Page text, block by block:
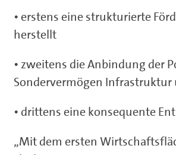
• erstens eine strukturierte
herstellt
• zweitens die Anbindung der
Sondervermögen Infrastruktur
• drittens eine konsequente
„Mit dem ersten